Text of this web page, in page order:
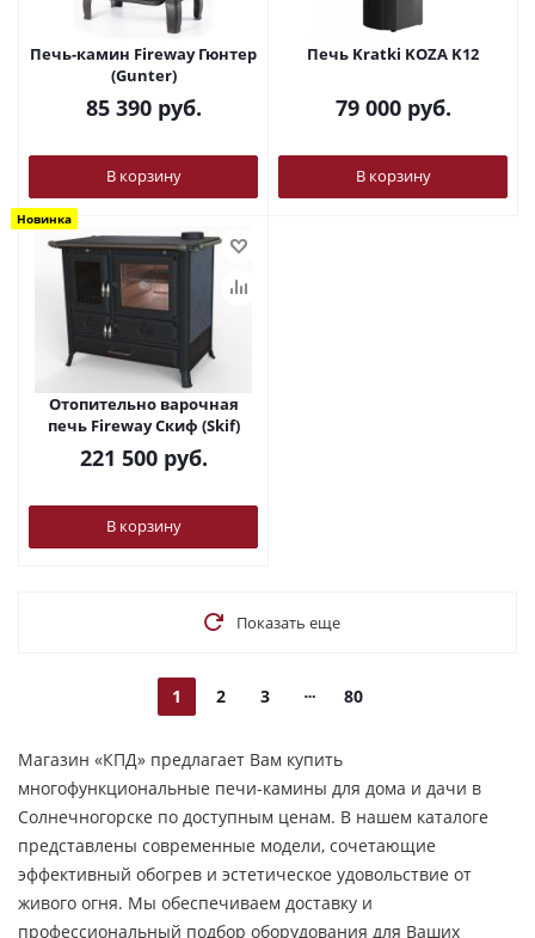
Печь-камин Fireway Гюнтер
(Gunter)
85 390руб.
В корзину
Печь Kratki KOZA K12
79 000руб.
В корзину
Новинка
Отопительно варочная
печь Fireway Скиф (Skif)
221 500руб.
В корзину
Показать еще
1 2 3 80
Магазин «КПД» предлагает Вам купить
многофункциональные печи-камины для дома и дачи в
Солнечногорске по доступным ценам. В нашем каталоге
представлены современные модели, сочетающие
эффективный обогрев и эстетическое удовольствие от
живого огня. Мы обеспечиваем доставку и
профессиональный подбор оборудования для Ваших